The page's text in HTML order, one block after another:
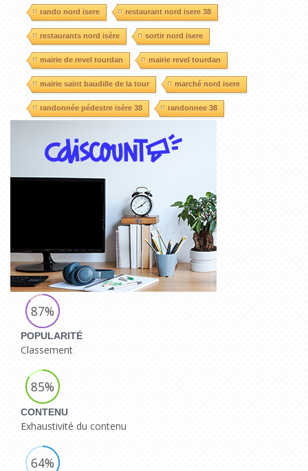
rando nord isere restaurant nord isere 38
restaurants nord isère sortir nord isere
mairie de revel tourdan mairie revel tourdan
mairie saint baudille de la tour marché nord isere
randonnée pédestre isère 38 randonnee 38
87%
POPULARITÉ
Classement
85%
CONTENU
Exhaustivité du contenu
64%